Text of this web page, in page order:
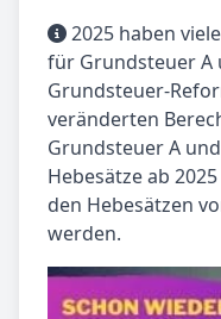
2025 haben
für Grundsteuer A
Grundsteuer-
veränderten
Grundsteuer A
Hebesätze ab
den Hebesätzen
werden.